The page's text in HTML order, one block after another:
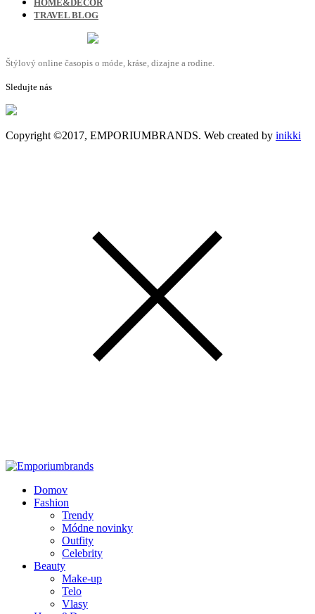
HOME&DECOR
TRAVEL BLOG
Štýlový online časopis o móde, kráse, dizajne a rodine.
Sledujte nás
Copyright ©2017, EMPORIUMBRANDS. Web created by inikki
Domov
Fashion
Trendy
Módne novinky
Outfity
Celebrity
Beauty
Make-up
Telo
Vlasy